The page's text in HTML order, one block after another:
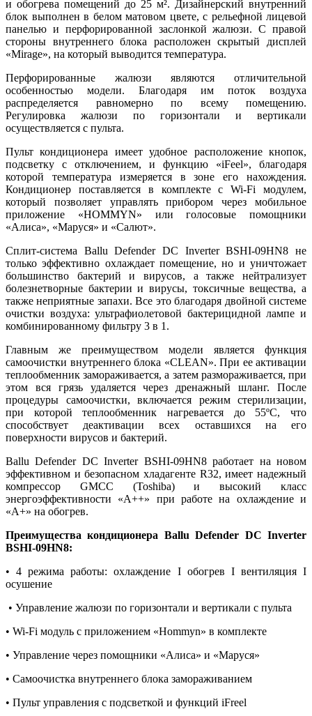
и обогрева помещений до 25 м². Дизайнерский внутренний
блок выполнен в белом матовом цвете, с рельефной лицевой
панелью и перфорированной заслонкой жалюзи. С правой
стороны внутреннего блока расположен скрытый дисплей
«Mirage», на который выводится температура.
Перфорированные жалюзи являются отличительной
особенностью модели. Благодаря им поток воздуха
распределяется равномерно по всему помещению.
Регулировка жалюзи по горизонтали и вертикали
осуществляется с пульта.
Пульт кондиционера имеет удобное расположение кнопок,
подсветку с отключением, и функцию «iFeel», благодаря
которой температура измеряется в зоне его нахождения.
Кондиционер поставляется в комплекте с Wi-Fi модулем,
который позволяет управлять прибором через мобильное
приложение «HOMMYN» или голосовые помощники
«Алиса», «Маруся» и «Салют».
Сплит-система Ballu Defender DC Inverter BSHI-09HN8 не
только эффективно охлаждает помещение, но и уничтожает
большинство бактерий и вирусов, а также нейтрализует
болезнетворные бактерии и вирусы, токсичные вещества, а
также неприятные запахи. Все это благодаря двойной системе
очистки воздуха: ультрафиолетовой бактерицидной лампе и
комбинированному фильтру 3 в 1.
Главным же преимуществом модели является функция
самоочистки внутреннего блока «CLEAN». При ее активации
теплообменник замораживается, а затем размораживается, при
этом вся грязь удаляется через дренажный шланг. После
процедуры самоочистки, включается режим стерилизации,
при которой теплообменник нагревается до 55ºС, что
способствует деактивации всех оставшихся на его
поверхности вирусов и бактерий.
Ballu Defender DC Inverter BSHI-09HN8 работает на новом
эффективном и безопасном хладагенте R32, имеет надежный
компрессор GMCC (Toshiba) и высокий класс
энергоэффективности «А++» при работе на охлаждение и
«А+» на обогрев.
Преимущества кондиционера Ballu Defender DC Inverter
BSHI-09HN8:
• 4 режима работы: охлаждение I обогрев I вентиляция I
осушение
• Управление жалюзи по горизонтали и вертикали с пульта
• Wi-Fi модуль с приложением «Hommyn» в комплекте
• Управление через помощники «Алиса» и «Маруся»
• Самоочистка внутреннего блока замораживанием
• Пульт управления с подсветкой и функций iFreel